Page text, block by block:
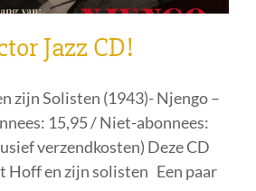
Jazz CD!
zijn Solisten (1943)- Njengo –
15,95 / Niet-abonnees:
verzendkosten) Deze CD
Hoff en zijn solisten Een paar